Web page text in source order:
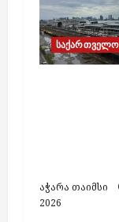
საქართველო
აჭარა თაიმსი
2026